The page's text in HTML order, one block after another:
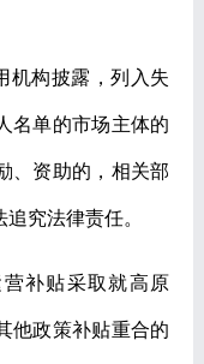
机构披露，列入失
名单的市场主体的
、资助的，相关部
究法律责任。
补贴采取就高原
他政策补贴重合的